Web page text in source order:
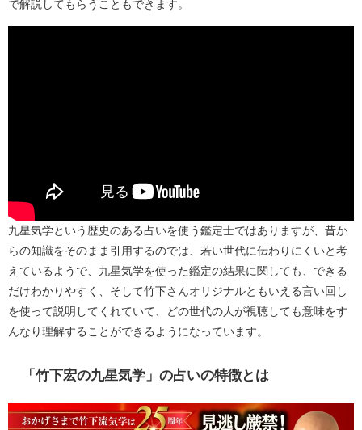
で解説してもらうこともできます。
九星気学という歴史のある占いを使う鑑定士ではありますが、昔か
らの知識をそのまま引用するのでは、若い世代に伝わりにくいと考
えているようで、九星気学を使った鑑定の結果に関しても、できる
だけわかりやすく、そして竹下さんオリジナルともいえる言い回し
を使って説明してくれていて、どの世代の人が視聴しても意味をす
んなり理解することができるようになっています。
「竹下宏の九星気学」の占いの特徴とは